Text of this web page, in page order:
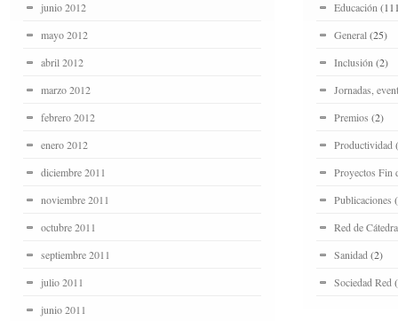
junio 2012
mayo 2012
abril 2012
marzo 2012
febrero 2012
enero 2012
diciembre 2011
noviembre 2011
octubre 2011
septiembre 2011
julio 2011
junio 2011
Educación
General (25)
Inclusión (2)
Jornadas,
Premios (2)
Productividad
Proyectos Fin
Publicaciones
Red de
Sanidad (2)
Sociedad Red